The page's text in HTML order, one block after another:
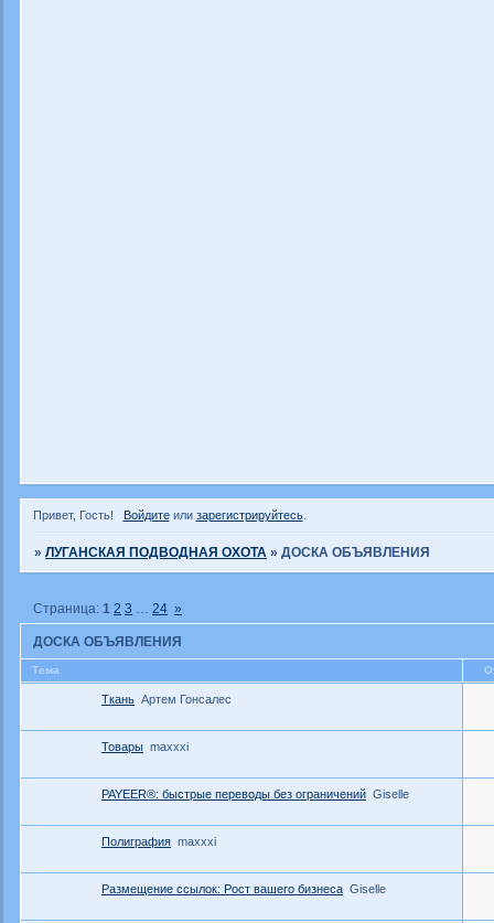
Привет, Гость! Войдитеили зарегистрируйтесь.
»ЛУГАНСКАЯ ПОДВОДНАЯ ОХОТА »ДОСКА ОБЪЯВЛЕНИЯ
ДОСКА ОБЪЯВЛЕНИЯ
Страница:1 2 3 … 24 »
Тема
Ткань Артем Гонсалес
Товары maxxxi
PAYEER®: быстрые переводы без ограничений Giselle
Полиграфия maxxxi
Размещение ссылок: Рост вашего бизнеса Giselle